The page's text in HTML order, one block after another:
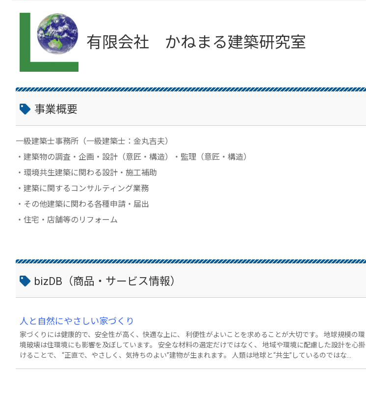
有限会社 かねまる建築研究室
事業概要
一級建築士事務所（一級建築士：金丸吉夫）
・建築物の調査・企画・設計（意匠・構造）・監理（意匠・構造）
・環境共生建築に関わる設計・施工補助
・建築に関するコンサルティング業務
・その他建築に関わる各種申請・届出
・住宅・店舗等のリフォーム
bizDB（商品・サービス情報）
人と自然にやさしい家づくり
家づくりには健康的で、安全性が高く、快適な上に、 利便性がよいことを求めることが大切です。 地球規模の環
境破壊は住環境にも影響を及ぼしています。 安全な材料の選定だけではなく、 地域や環境に配慮した設計を心掛
けることで、 “正直で、やさしく、気持ちのよい”建物が生まれます。 人類は地球と“共生”しているのではな